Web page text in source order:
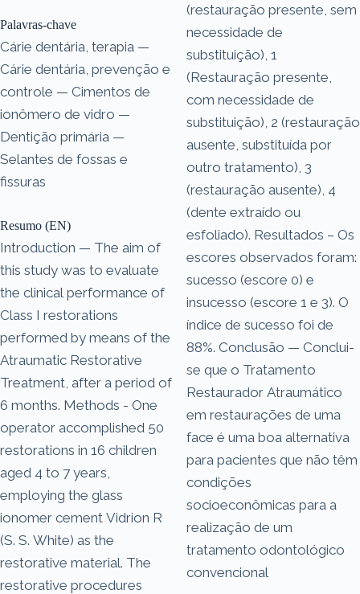
Palavras-chave
Cárie dentária, terapia —
Cárie dentária, prevenção e
controle — Cimentos de
ionômero de vidro —
Dentição primária —
Selantes de fossas e
fissuras
Resumo (EN)
Introduction — The aim of
this study was to evaluate
the clinical performance of
Class I restorations
performed by means of the
Atraumatic Restorative
Treatment, after a period of
6 months. Methods - One
operator accomplished 50
restorations in 16 children
aged 4 to 7 years,
employing the glass
ionomer cement Vidrion R
(S. S. White) as the
restorative material. The
restorative procedures
(restauração presente, sem
necessidade de
substituição), 1
(Restauração presente,
com necessidade de
substituição), 2 (restauração
ausente, substituída por
outro tratamento), 3
(restauração ausente), 4
(dente extraído ou
esfoliado). Resultados – Os
escores observados foram:
sucesso (escore 0) e
insucesso (escore 1 e 3). O
índice de sucesso foi de
88%. Conclusão — Conclui-
se que o Tratamento
Restaurador Atraumático
em restaurações de uma
face é uma boa alternativa
para pacientes que não têm
condições
socioeconômicas para a
realização de um
tratamento odontológico
convencional